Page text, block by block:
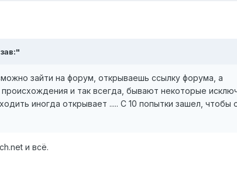
зайти на форум, открываешь ссылку форума, а
и так всегда, бывают некоторые
иногда открывает ..... С 10 попытки зашел, чтобы
и всё.